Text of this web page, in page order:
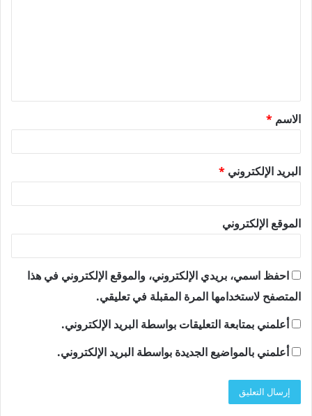
ق
*
الاسم *
البريد الإلكتروني *
الموقع الإلكتروني
احفظ اسمي، بريدي الإلكتروني، والموقع الإلكتروني في هذا
المتصفح لاستخدامها المرة المقبلة في تعليقي.
أعلمني بمتابعة التعليقات بواسطة البريد الإلكتروني.
أعلمني بالمواضيع الجديدة بواسطة البريد الإلكتروني.